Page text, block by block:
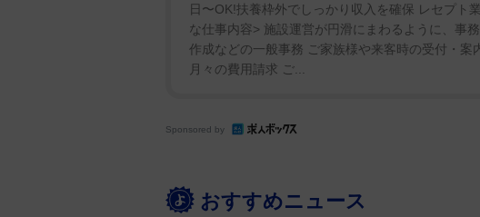
日〜OK!扶養枠外でしっかり収入を確保 レセプト
な仕事内容> 施設運営が円滑にまわるように、事
作成などの一般事務 ご家族様や来客時の受付・
月々の費用請求 ご...
Sponsored by
おすすめニュース